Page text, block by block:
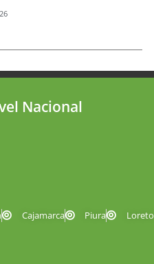
Nacional
Cajamarca Piura Loreto